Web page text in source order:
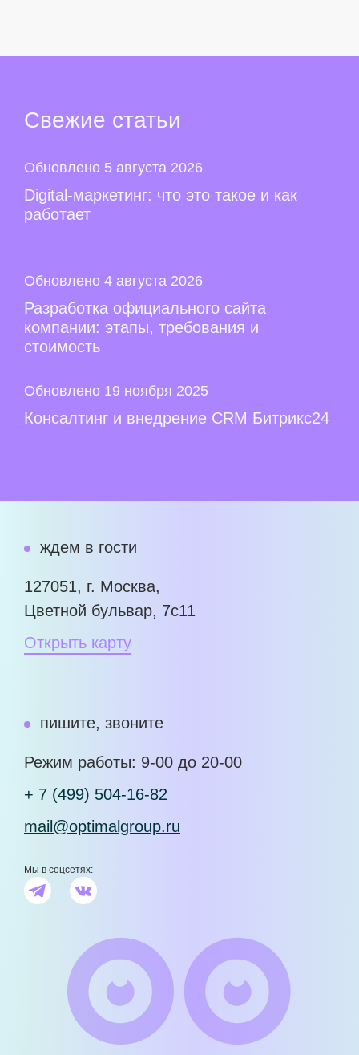
Свежие статьи
Обновлено 5 августа 2026
Digital-маркетинг: что это такое и как
работает
Обновлено 4 августа 2026
Разработка официального сайта
компании: этапы, требования и
стоимость
Обновлено 19 ноября 2025
Консалтинг и внедрение CRM Битрикс24
ждем в гости
127051, г. Москва,
Цветной бульвар, 7с11
Открыть карту
пишите, звоните
Режим работы: 9-00 до 20-00
+ 7 (499) 504-16-82
mail@optimalgroup.ru
Мы в соцсетях: